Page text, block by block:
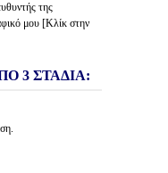
της
μου [Κλίκ στην
3 ΣΤΑΔΙΑ: